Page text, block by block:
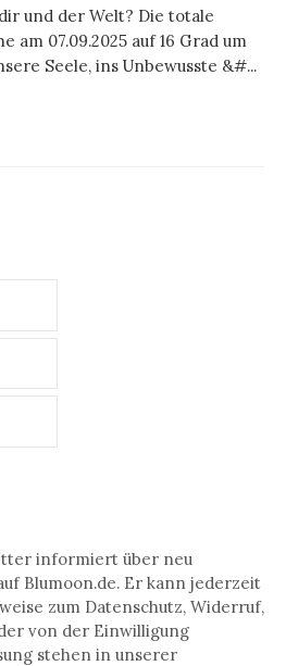
und der Welt? Die totale
am 07.09.2025 auf 16 Grad um
Seele, ins Unbewusste &#...
informiert über neu
Blumoon.de. Er kann jederzeit
zum Datenschutz, Widerruf,
von der Einwilligung
stehen in unserer